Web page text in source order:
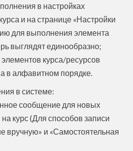
в настройках
и на странице «Настройки
для выполнения элемента
выглядят единообразно;
курса/ресурсов
в алфавитном порядке.
в системе:
сообщение для новых
курс (Для способов записи
вручную» и «Самостоятельная